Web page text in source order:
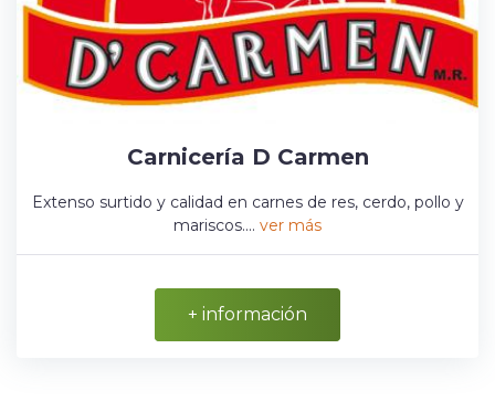
Carnicería D Carmen
Extenso surtido y calidad en carnes de res, cerdo, pollo y
mariscos.... ver más
+ información